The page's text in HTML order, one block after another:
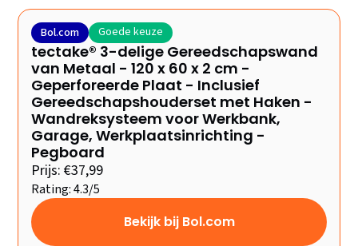
Bol.com Goede keuze
tectake® 3-delige Gereedschapswand
van Metaal - 120 x 60 x 2 cm -
Geperforeerde Plaat - Inclusief
Gereedschapshouderset met Haken -
Wandreksysteem voor Werkbank,
Garage, Werkplaatsinrichting -
Pegboard
Prijs: €37,99
Rating: 4.3/5
Bekijk bij Bol.com